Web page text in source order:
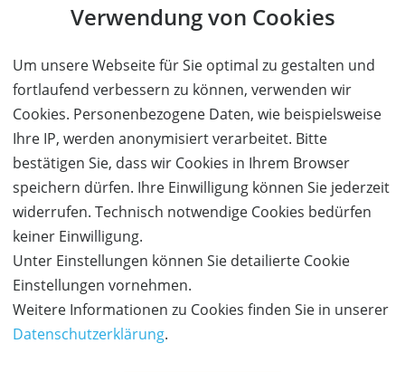
Verwendung von Cookies
Um unsere Webseite für Sie optimal zu gestalten und
fortlaufend verbessern zu können, verwenden wir
Cookies. Personenbezogene Daten, wie beispielsweise
Ihre IP, werden anonymisiert verarbeitet. Bitte
bestätigen Sie, dass wir Cookies in Ihrem Browser
speichern dürfen. Ihre Einwilligung können Sie jederzeit
widerrufen. Technisch notwendige Cookies bedürfen
keiner Einwilligung.
Unter Einstellungen können Sie detailierte Cookie
Einstellungen vornehmen.
Weitere Informationen zu Cookies finden Sie in unserer
Datenschutzerklärung.
Gesundheit & Beauty mehr Details